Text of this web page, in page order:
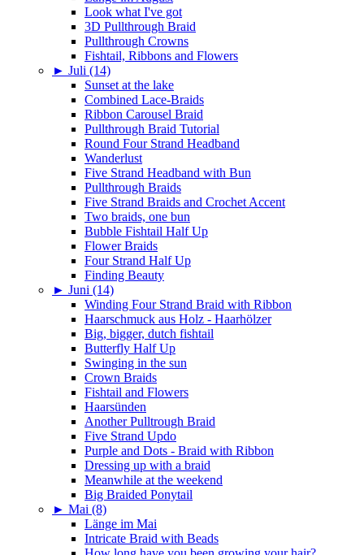
Look what I've got
3D Pullthrough Braid
Pullthrough Crowns
Fishtail, Ribbons and Flowers
► Juli (14)
Sunset at the lake
Combined Lace-Braids
Ribbon Carousel Braid
Pullthrough Braid Tutorial
Round Four Strand Headband
Wanderlust
Five Strand Headband with Bun
Pullthrough Braids
Five Strand Braids and Crochet Accent
Two braids, one bun
Bubble Fishtail Half Up
Flower Braids
Four Strand Half Up
Finding Beauty
► Juni (14)
Winding Four Strand Braid with Ribbon
Haarschmuck aus Holz - Haarhölzer
Big, bigger, dutch fishtail
Butterfly Half Up
Swinging in the sun
Crown Braids
Fishtail and Flowers
Haarsünden
Another Pulltrough Braid
Five Strand Updo
Purple and Dots - Braid with Ribbon
Dressing up with a braid
Meanwhile at the weekend
Big Braided Ponytail
► Mai (8)
Länge im Mai
Intricate Braid with Beads